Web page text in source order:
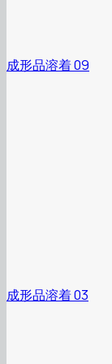
成形品溶着 09
成形品溶着 03